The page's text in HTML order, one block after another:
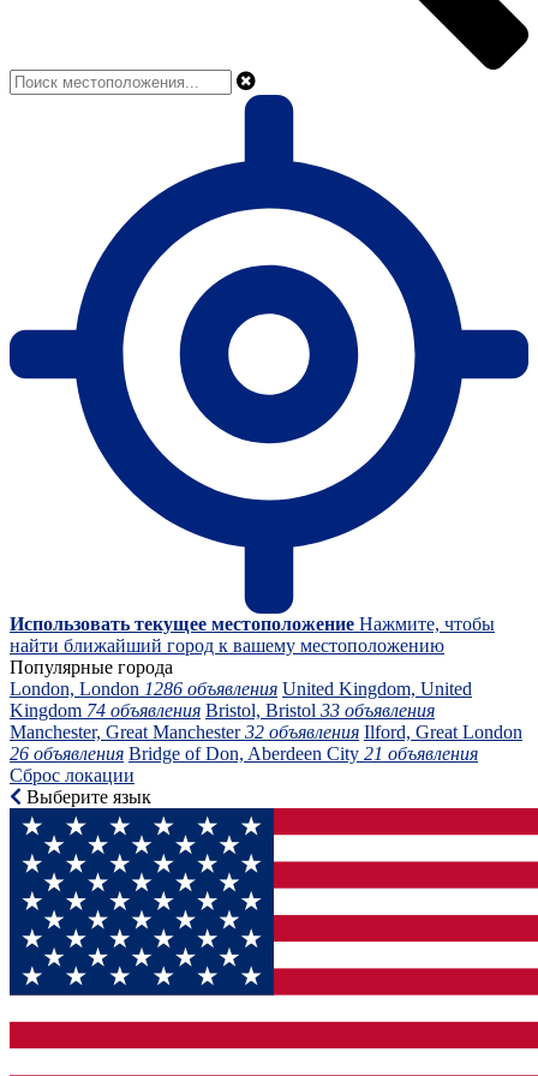
Использовать текущее местоположение Нажмите, чтобы
найти ближайший город к вашему местоположению
Популярные города
London, London 1286 объявления United Kingdom, United
Kingdom 74 объявления Bristol, Bristol 33 объявления
Manchester, Great Manchester32 объявления Ilford, Great London
26 объявления Bridge of Don, Aberdeen City 21 объявления
Сброс локации
Выберите язык